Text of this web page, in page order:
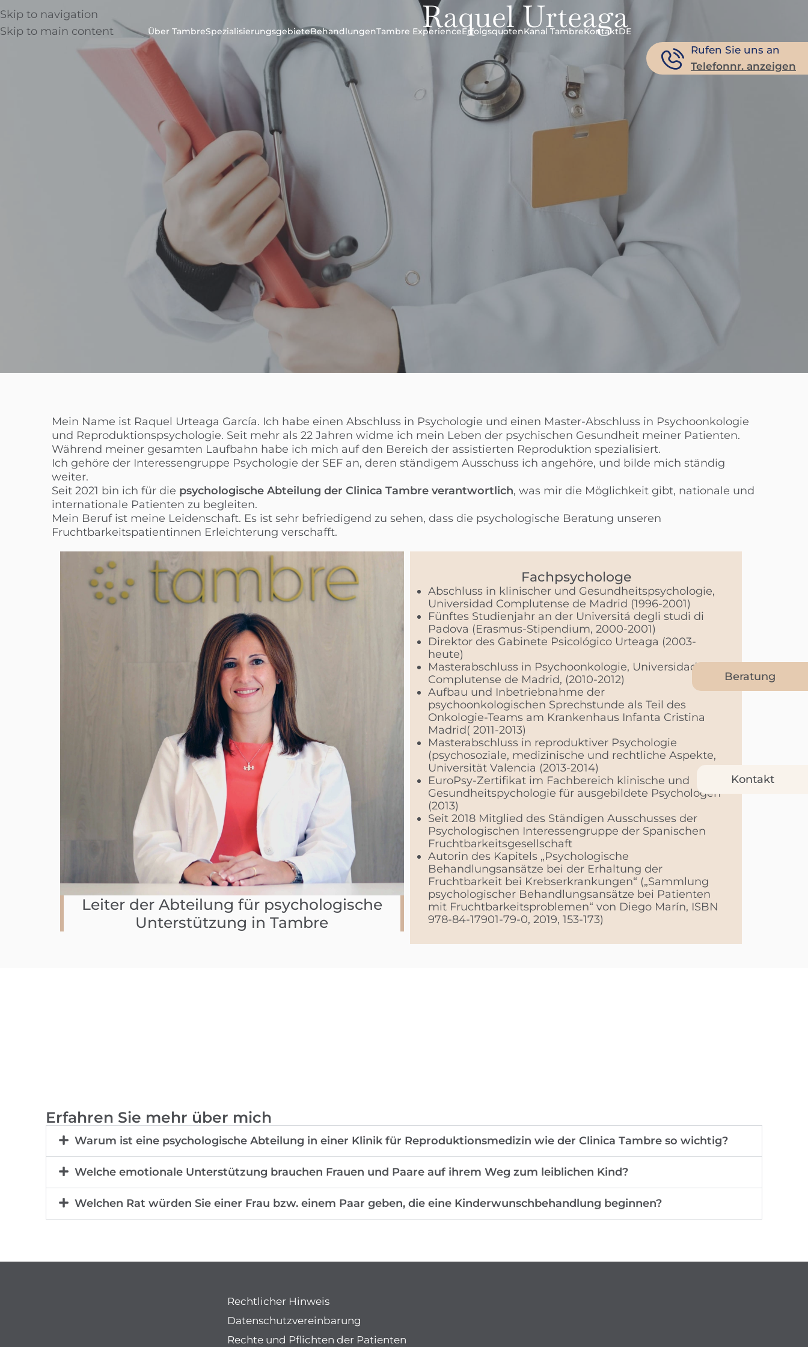
Skip to navigation
Skip to main content
Über TambreSpezialisierungsgebieteBehandlungenTambre ExperienceErfolgsquotenKanal TambreKontaktDE
Rufen Sie uns an
Telefonnr. anzeigen
Raquel Urteaga
Mein Name ist Raquel Urteaga García. Ich habe einen Abschluss in Psychologie und einen Master-Abschluss in Psychoonkologie
und Reproduktionspsychologie. Seit mehr als 22 Jahren widme ich mein Leben der psychischen Gesundheit meiner Patienten.
Während meiner gesamten Laufbahn habe ich mich auf den Bereich der assistierten Reproduktion spezialisiert.
Ich gehöre der Interessengruppe Psychologie der SEF an, deren ständigem Ausschuss ich angehöre, und bilde mich ständig
weiter.
Seit 2021 bin ich für die psychologische Abteilung der Clinica Tambre verantwortlich, was mir die Möglichkeit gibt, nationale und
internationale Patienten zu begleiten.
Mein Beruf ist meine Leidenschaft. Es ist sehr befriedigend zu sehen, dass die psychologische Beratung unseren
Fruchtbarkeitspatientinnen Erleichterung verschafft.
Leiter der Abteilung für psychologische
Unterstützung in Tambre
Fachpsychologe
Abschluss in klinischer und Gesundheitspsychologie,
Universidad Complutense de Madrid (1996-2001)
Fünftes Studienjahr an der Universitá degli studi di
Padova (Erasmus-Stipendium, 2000-2001)
Direktor des Gabinete Psicológico Urteaga (2003-
heute)
Masterabschluss in Psychoonkologie, Universidad
Complutense de Madrid, (2010-2012)
Aufbau und Inbetriebnahme der
psychoonkologischen Sprechstunde als Teil des
Onkologie-Teams am Krankenhaus Infanta Cristina
Madrid( 2011-2013)
Masterabschluss in reproduktiver Psychologie
(psychosoziale, medizinische und rechtliche Aspekte,
Universität Valencia (2013-2014)
EuroPsy-Zertifikat im Fachbereich klinische und
Gesundheitspychologie für ausgebildete Psychologen
(2013)
Seit 2018 Mitglied des Ständigen Ausschusses der
Psychologischen Interessengruppe der Spanischen
Fruchtbarkeitsgesellschaft
Autorin des Kapitels „Psychologische
Behandlungsansätze bei der Erhaltung der
Fruchtbarkeit bei Krebserkrankungen“ („Sammlung
psychologischer Behandlungsansätze bei Patienten
mit Fruchtbarkeitsproblemen“ von Diego Marín, ISBN
978-84-17901-79-0, 2019, 153-173)
Erfahren Sie mehr über mich
Warum ist eine psychologische Abteilung in einer Klinik für Reproduktionsmedizin wie der Clinica Tambre so wichtig?
Welche emotionale Unterstützung brauchen Frauen und Paare auf ihrem Weg zum leiblichen Kind?
Welchen Rat würden Sie einer Frau bzw. einem Paar geben, die eine Kinderwunschbehandlung beginnen?
Rechtlicher Hinweis
Datenschutzvereinbarung
Rechte und Pflichten der Patienten
Beratung
Kontakt